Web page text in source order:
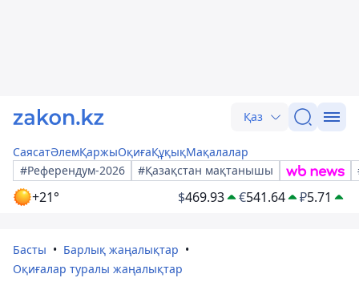
Қаз
СаясатӘлемҚаржыОқиғаҚұқықМақалалар
#Референдум-2026
#Қазақстан мақтанышы
+21° $469.93 €541.64 ₽5.71
Басты
Барлық жаңалықтар
Оқиғалар туралы жаңалықтар